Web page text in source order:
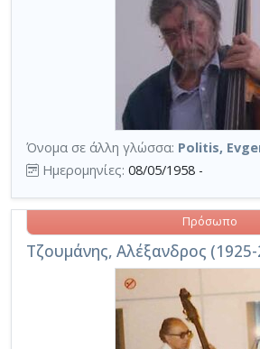
Όνομα σε άλλη γλώσσα: Politis,
Ημερομηνίες: 08/05/1958 -
Τζουμάνης, Αλέξανδρος
Πρόσωπο